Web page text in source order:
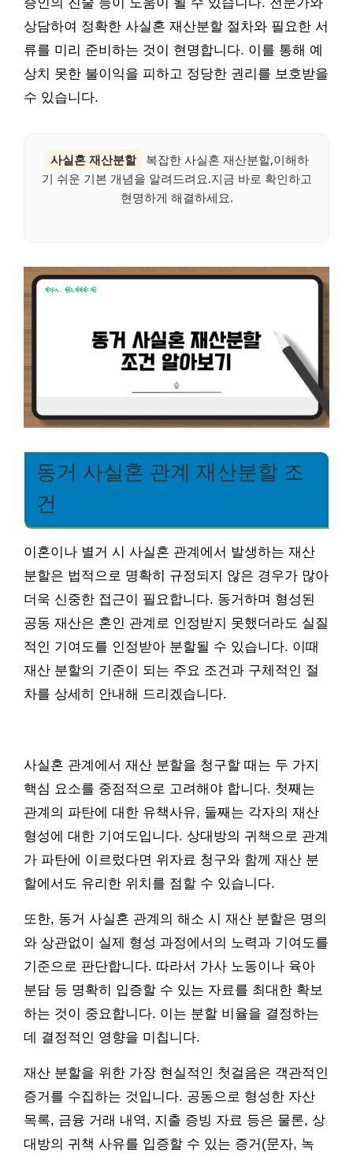
상담하여 정확한 사실혼 재산분할 절차와 필요한 서
류를 미리 준비하는 것이 현명합니다. 이를 통해 예
상치 못한 불이익을 피하고 정당한 권리를 보호받을
수 있습니다.
사실혼 재산분할
복잡한 사실혼 재산분할,이해하
기 쉬운 기본 개념을 알려드려요.지금 바로 확인하고
현명하게 해결하세요.
동거 사실혼 관계 재산분할 조
건
이혼이나 별거 시 사실혼 관계에서 발생하는 재산
분할은 법적으로 명확히 규정되지 않은 경우가 많아
더욱 신중한 접근이 필요합니다. 동거하며 형성된
공동 재산은 혼인 관계로 인정받지 못했더라도 실질
적인 기여도를 인정받아 분할될 수 있습니다. 이때
재산 분할의 기준이 되는 주요 조건과 구체적인 절
차를 상세히 안내해 드리겠습니다.
사실혼 관계에서 재산 분할을 청구할 때는 두 가지
핵심 요소를 중점적으로 고려해야 합니다. 첫째는
관계의 파탄에 대한 유책사유, 둘째는 각자의 재산
형성에 대한 기여도입니다. 상대방의 귀책으로 관계
가 파탄에 이르렀다면 위자료 청구와 함께 재산 분
할에서도 유리한 위치를 점할 수 있습니다.
또한, 동거 사실혼 관계의 해소 시 재산 분할은 명의
와 상관없이 실제 형성 과정에서의 노력과 기여도를
기준으로 판단합니다. 따라서 가사 노동이나 육아
분담 등 명확히 입증할 수 있는 자료를 최대한 확보
하는 것이 중요합니다. 이는 분할 비율을 결정하는
데 결정적인 영향을 미칩니다.
재산 분할을 위한 가장 현실적인 첫걸음은 객관적인
증거를 수집하는 것입니다. 공동으로 형성한 자산
목록, 금융 거래 내역, 지출 증빙 자료 등은 물론, 상
대방의 귀책 사유를 입증할 수 있는 증거(문자, 녹